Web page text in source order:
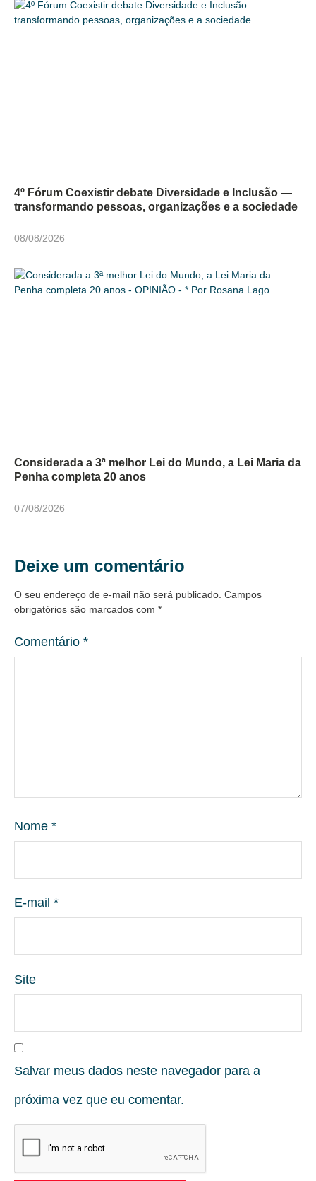
4º Fórum Coexistir debate Diversidade e Inclusão —
transformando pessoas, organizações e a sociedade
08/08/2026
Considerada a 3ª melhor Lei do Mundo, a Lei Maria da
Penha completa 20 anos
07/08/2026
Deixe um comentário
O seu endereço de e-mail não será publicado. Campos
obrigatórios são marcados com *
Comentário *
Nome *
E-mail *
Site
Salvar meus dados neste navegador para a
próxima vez que eu comentar.